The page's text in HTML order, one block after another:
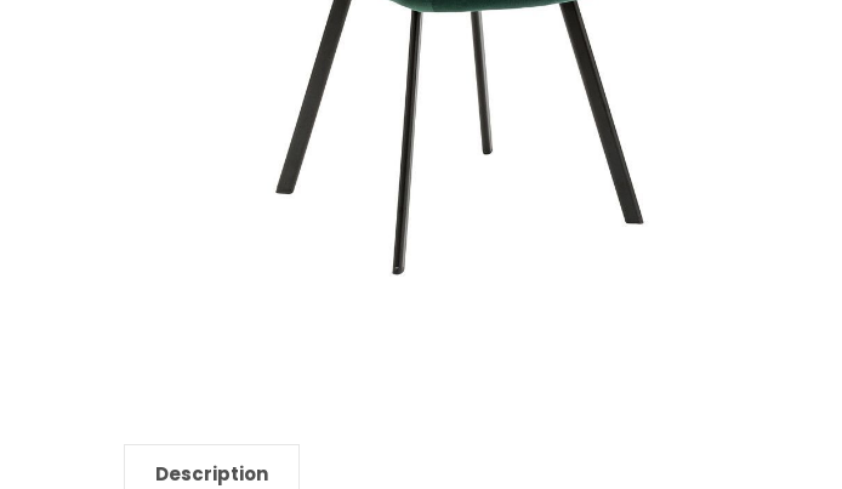
Description